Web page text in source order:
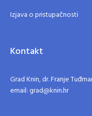
Izjava o pristupačnosti
Kontakt
Grad Knin, dr. Franje
email: grad@knin.hr